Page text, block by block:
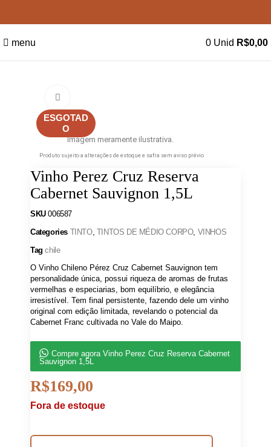
menu 0 Unid R$0,00
ESGOTAD
O
Imagem meramente ilustrativa.
Produto sujeito a alterações de estoque e safra sem aviso prévio
Vinho Perez Cruz Reserva
Cabernet Sauvignon 1,5L
SKU006587
Categories TINTO, TINTOS DE MÉDIO CORPO, VINHOS
Tag chile
O Vinho Chileno Pérez Cruz Cabernet Sauvignon tem
personalidade única, possui riqueza de aromas de frutas
vermelhas e especiarias, bom equilíbrio, e elegância
irresistível. Tem final persistente, fazendo dele um vinho
original com edição limitada, revelando o potencial da
Cabernet Franc cultivada no Vale do Maipo.
Compre agora Vinho Perez Cruz Reserva Cabernet
Sauvignon 1,5L
R$169,00
Fora de estoque